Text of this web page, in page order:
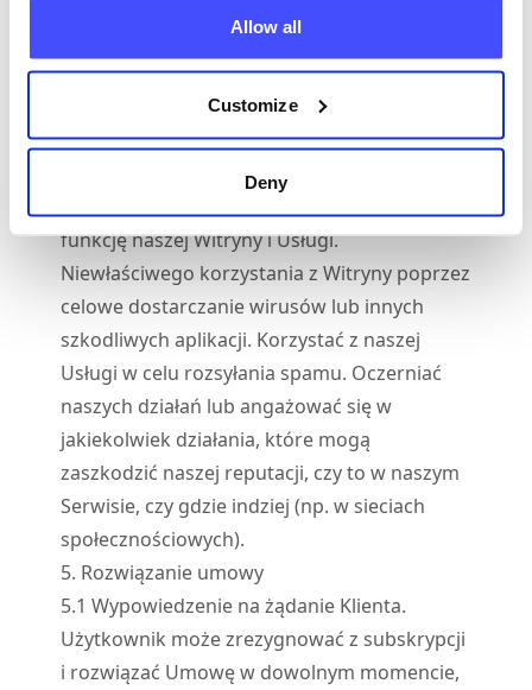
Allow all
Customize
Deny
podjęcia próby uzyskania
nieautoryzowanego dostępu do naszych
systemów lub systemów naszych
podwykonawców, lub uczestniczyć w
jakichkolwiek działaniach, które zakłócają,
funkcję naszej Witryny i Usługi.
Niewłaściwego korzystania z Witryny poprzez
celowe dostarczanie wirusów lub innych
szkodliwych aplikacji. Korzystać z naszej
Usługi w celu rozsyłania spamu. Oczerniać
naszych działań lub angażować się w
jakiekolwiek działania, które mogą
zaszkodzić naszej reputacji, czy to w naszym
Serwisie, czy gdzie indziej (np. w sieciach
społecznościowych).
5. Rozwiązanie umowy
5.1 Wypowiedzenie na żądanie Klienta.
Użytkownik może zrezygnować z subskrypcji
i rozwiązać Umowę w dowolnym momencie,